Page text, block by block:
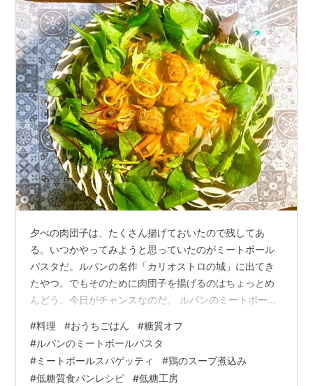
夕べの肉団子は、たくさん揚げておいたので残してあ
る。いつかやってみようと思っていたのがミートボール
パスタだ。ルパンの名作「カリオストロの城」に出てき
たやつ。でもそのために肉団子を揚げるのはちょっとめ
んどう。今日がチャンスなのだ。 ルパンのミートボール
プ 昼食 低糖質パンのチョコリンゴトーストとハンバーグ
トースト ひとこと BEAT AX VOL.5のNEXZオフィシャル
グッズ 夕食 ミートボールパスタ 〇ミートボール（合い
挽き肉・玉ねぎ・豆腐・卵・低糖質パン粉・塩・コショ
#料理 #おうちごはん #糖質オフ
#ルパンのミートボールパスタ
#ミートボールスパゲッティ #鶏のスープ煮込み
#低糖質食パンレシピ #低糖工房